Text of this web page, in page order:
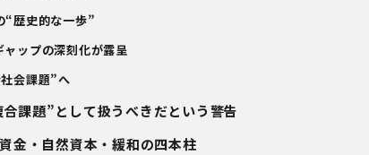
“歴史的な一歩”
ップの深刻化が露呈
会課題”へ
合課題”として扱うべきだという警告
金・自然資本・緩和の四本柱